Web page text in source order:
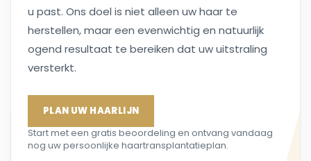
u past. Ons doel is niet alleen uw haar te
herstellen, maar een evenwichtig en natuurlijk
ogend resultaat te bereiken dat uw uitstraling
versterkt.
PLAN UW HAARLIJN
Start met een gratis beoordeling en ontvang vandaag
nog uw persoonlijke haartransplantatieplan.